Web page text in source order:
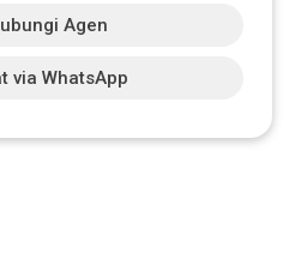
Agen
via WhatsApp